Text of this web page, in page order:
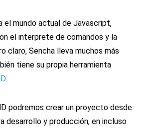
el mundo actual de Javascript,
el interprete de comandos y la
claro, Sencha lleva muchos más
tiene su propia herramienta
.
podremos crear un proyecto desde
desarrollo y producción, en incluso